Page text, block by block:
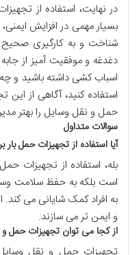
در نهایت، استفاده از
بسیار مهمی درافزایش ایمنی،
شناخت وبه کارگیری صحیح
دغدغه وموفقیت آمیزاز
اسباب کشیداشته باشید و
استفاده کنید، آگاهی از این
حمل و نقل وسایل را بهتر
سوالات متداول
آیا استفاده از تجهیزات حمل
بله، استفاده از تجهیزات
است بلکه به حفظ سلامت
به افراد کمک شایانی می کند.
و ایمن تر می سازند.
از کجا می توان تجهیزات حمل و